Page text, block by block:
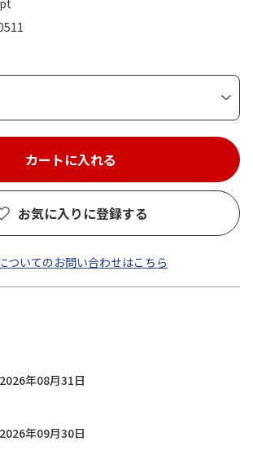
お気に入りに登録する
ついてのお問い合わせはこちら
年08月31日
年09月30日